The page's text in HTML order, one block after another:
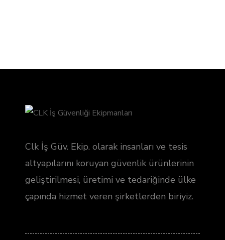
Clk İş Güv. Ekip. olarak insanları ve tesis
altyapılarını koruyan güvenlik ürünlerinin
geliştirilmesi, üretimi ve tedariğinde ülke
çapında hizmet veren şirketlerden biriyiz.